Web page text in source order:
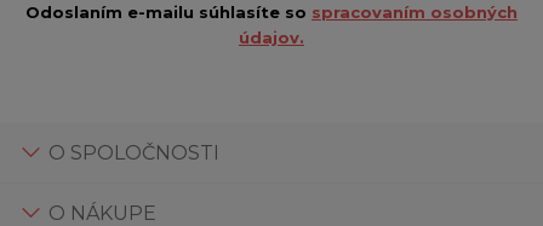
Odoslaním e-mailu súhlasíte so spracovaním osobných
údajov.
O SPOLOČNOSTI
O NÁKUPE